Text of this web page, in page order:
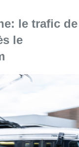
le trafic de
le